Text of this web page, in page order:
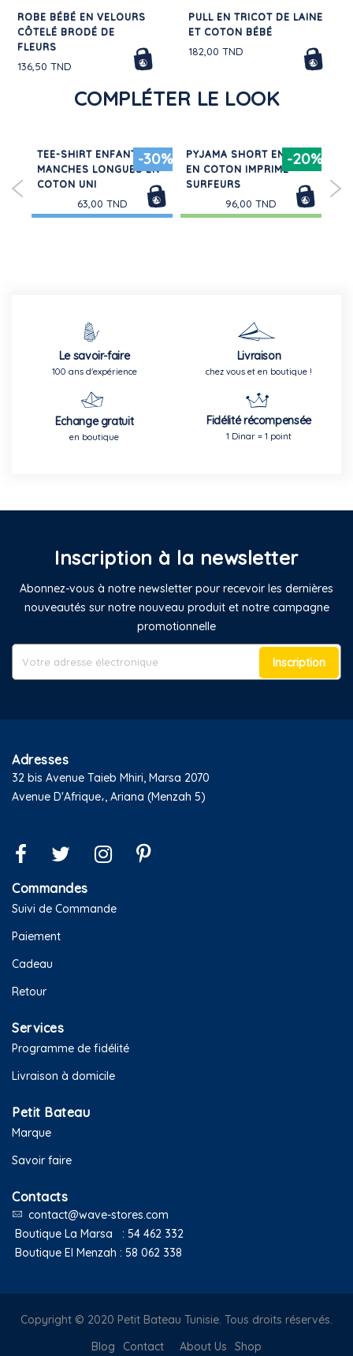
ROBE BÉBÉ EN VELOURS
CÔTELÉ BRODÉ DE
FLEURS
136,50 TND
PULL EN TRICOT DE LAINE
ET COTON BÉBÉ
182,00 TND
COMPLÉTER LE LOOK
-30%
TEE-SHIRT ENFANT
MANCHES LONGUES EN
COTON UNI
63,00 TND
-20%
PYJAMA SHORT ENFANT
EN COTON IMPRIMÉ
SURFEURS
96,00 TND
Le savoir-faire
100 ans d'expérience
Livraison
chez vous et en boutique !
Echange gratuit
en boutique
Fidélité récompensée
1 Dinar = 1 point
Inscription à la newsletter
Abonnez-vous à notre newsletter pour recevoir les dernières
nouveautés sur notre nouveau produit et notre campagne
promotionnelle
Inscription
Adresses
32 bis Avenue Taieb Mhiri, Marsa 2070
Avenue D'Afrique،, Ariana (Menzah 5)
Commandes
Suivi de Commande
Paiement
Cadeau
Retour
Services
Programme de fidélité
Livraison à domicile
Petit Bateau
Marque
Savoir faire
Contacts
contact@wave-stores.com
Boutique La Marsa : 54 462 332
Boutique El Menzah : 58 062 338
Copyright © 2020 Petit Bateau Tunisie. Tous droits réservés.
Shop
About Us
Contact
Blog